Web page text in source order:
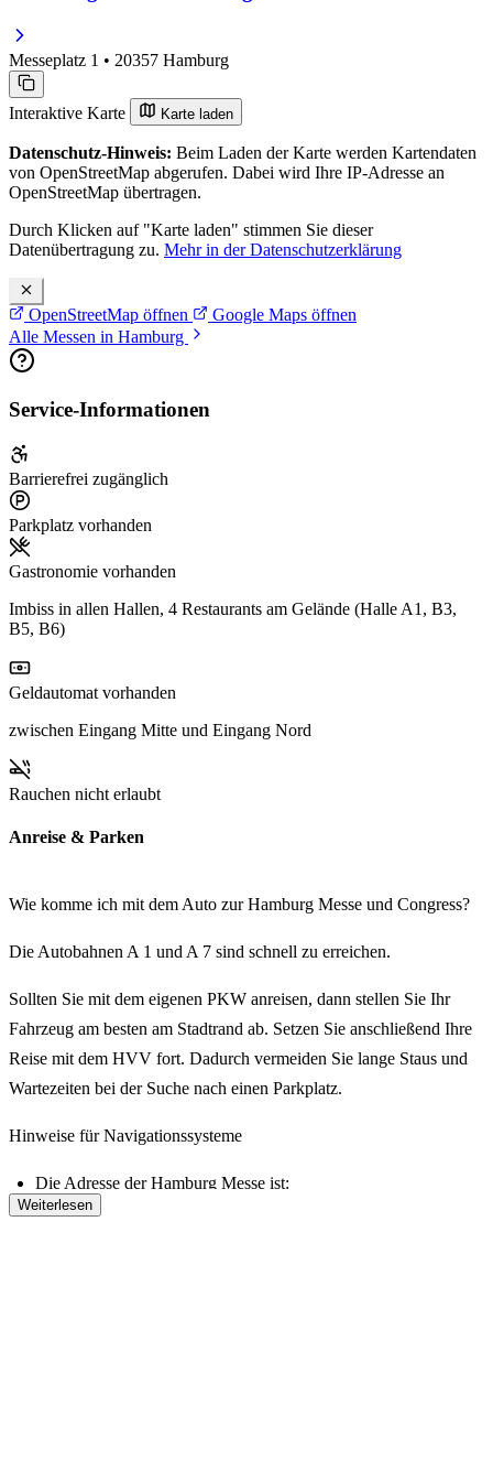
Messeplatz 1 • 20357 Hamburg
Interaktive Karte Karte laden
Datenschutz-Hinweis: Beim Laden der Karte werden Kartendaten
von OpenStreetMap abgerufen. Dabei wird Ihre IP-Adresse an
OpenStreetMap übertragen.
Durch Klicken auf "Karte laden" stimmen Sie dieser
Datenübertragung zu. Mehr in der Datenschutzerklärung
OpenStreetMap öffnen
Google Maps öffnen
Alle Messen in Hamburg
Service-Informationen
Barrierefrei zugänglich
Parkplatz vorhanden
Gastronomie vorhanden
Imbiss in allen Hallen, 4 Restaurants am Gelände (Halle A1, B3,
B5, B6)
Geldautomat vorhanden
zwischen Eingang Mitte und Eingang Nord
Rauchen nicht erlaubt
Anreise & Parken
Wie komme ich mit dem Auto zur Hamburg Messe und Congress?
Die Autobahnen A 1 und A 7 sind schnell zu erreichen.
Sollten Sie mit dem eigenen PKW anreisen, dann stellen Sie Ihr
Fahrzeug am besten am Stadtrand ab. Setzen Sie anschließend Ihre
Reise mit dem HVV fort. Dadurch vermeiden Sie lange Staus und
Wartezeiten bei der Suche nach einen Parkplatz.
Hin­weise für Navi­ga­tions­­sys­te­me
Die Adresse der Hamburg Messe ist:
Messeplatz 1, 20357 Hamburg
Weiterlesen